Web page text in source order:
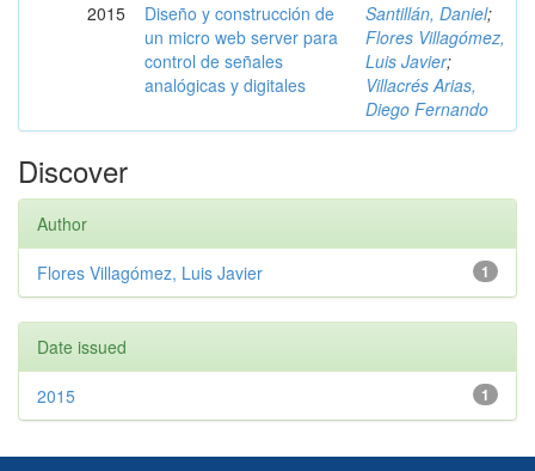
2015
Diseño y construcción de
un micro web server para
control de señales
analógicas y digitales
Santillán, Daniel;
Flores Villagómez,
Luis Javier;
Villacrés Arias,
Diego Fernando
Discover
Author
1
Flores Villagómez, Luis Javier
Date issued
1
2015